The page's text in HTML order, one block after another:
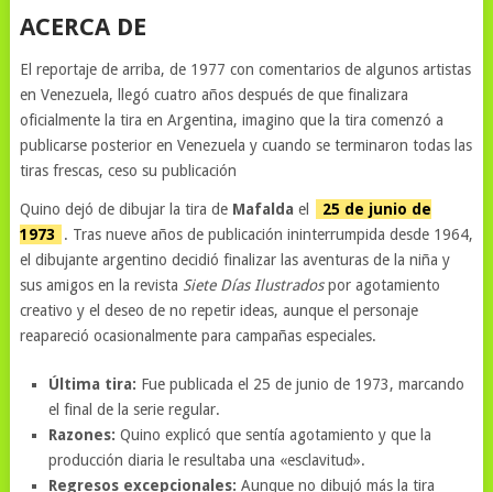
ACERCA DE
El reportaje de arriba, de 1977 con comentarios de algunos artistas
en Venezuela, llegó cuatro años después de que finalizara
oficialmente la tira en Argentina, imagino que la tira comenzó a
publicarse posterior en Venezuela y cuando se terminaron todas las
tiras frescas, ceso su publicación
Quino dejó de dibujar la tira de Mafalda el
25 de junio de
1973
. Tras nueve años de publicación ininterrumpida desde 1964,
el dibujante argentino decidió finalizar las aventuras de la niña y
sus amigos en la revista Siete Días Ilustradospor agotamiento
creativo y el deseo de no repetir ideas, aunque el personaje
reapareció ocasionalmente para campañas especiales.
Última tira: Fue publicada el 25 de junio de 1973, marcando
el final de la serie regular.
Razones: Quino explicó que sentía agotamiento y que la
producción diaria le resultaba una «esclavitud».
Regresos excepcionales: Aunque no dibujó más la tira